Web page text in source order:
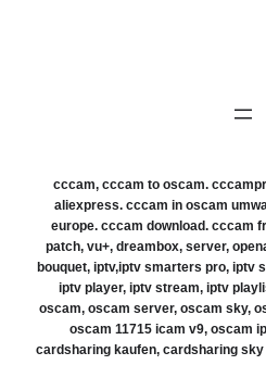
cccam, cccam to oscam.
aliexpress. cccam in oscam
europe. cccam download. cccam
patch, vu+, dreambox, server,
bouquet, iptv,iptv smarters pro, iptv
iptv player, iptv stream, iptv
oscam, oscam server, oscam sky,
oscam 11715 icam v9, oscam
cardsharing kaufen, cardsharing